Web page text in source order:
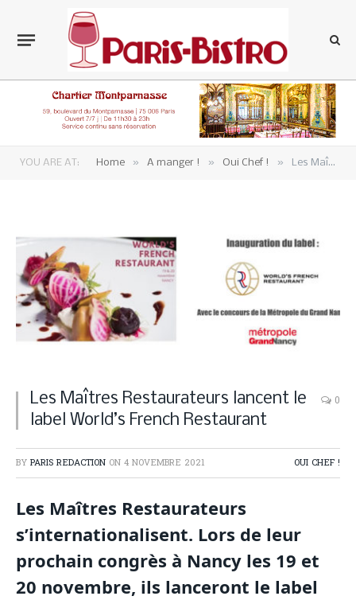
YOU ARE AT: Home » A manger ! » Oui Chef ! » Les Maîtres Restaurateurs lancent le label World’s French Restaurant
Les Maîtres Restaurateurs lancent le
label World’s French Restaurant
0
BY PARIS REDACTION ON 4 NOVEMBRE 2021 OUI CHEF !
Les Maîtres Restaurateurs
s’internationalisent. Lors de leur
prochain congrès à Nancy les 19 et
20 novembre, ils lanceront le label